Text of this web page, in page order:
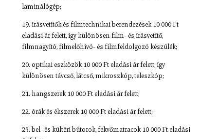
laminálógép;
19. írásvetítők és filmtechnikai berendezések 10 000 Ft
eladási ár felett, így különösen film- és írásvetítő,
filmnagyító, filmelőhívó- és filmfeldolgozó készülék;
20. optikai eszközök 10 000 Ft eladási ár felett, így
különösen távcső, látcső, mikroszkóp, teleszkóp;
21. hangszerek 10 000 Ft eladási ár felett;
22. órák és ékszerek 10 000 Ft eladási ár felett;
23. bel- és kültéri bútorok, fekvőmatracok 10 000 Ft eladási